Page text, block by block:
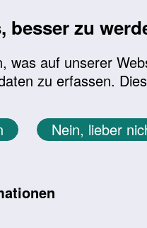
besser zu
was auf unserer
zu erfassen.
Nein, lieber